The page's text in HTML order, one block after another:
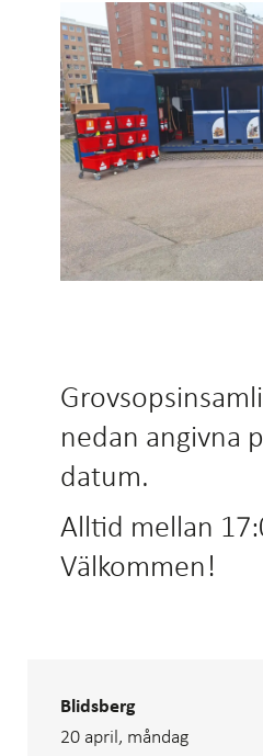
nedan angivna
datum.
Alltid mellan
Välkommen!
Blidsberg
20 april, måndag